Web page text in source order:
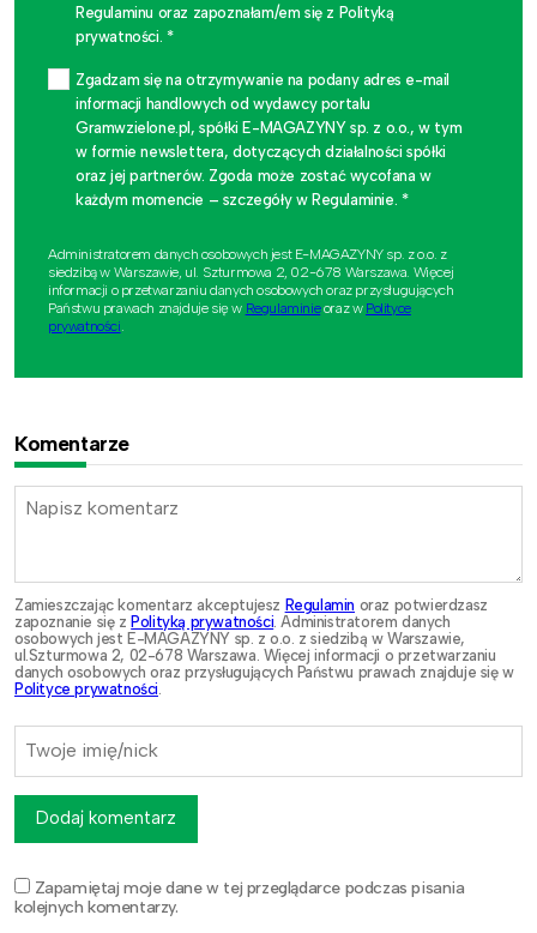
Regulaminu oraz zapoznałam/em się z Polityką
prywatności. *
Zgadzam się na otrzymywanie na podany adres e-mail
informacji handlowych od wydawcy portalu
Gramwzielone.pl, spółki E-MAGAZYNY sp. z o.o., w tym
w formie newslettera, dotyczących działalności spółki
oraz jej partnerów. Zgoda może zostać wycofana w
każdym momencie – szczegóły w Regulaminie. *
Administratorem danych osobowych jest E-MAGAZYNY sp. z o.o. z
siedzibą w Warszawie, ul. Szturmowa 2, 02-678 Warszawa. Więcej
informacji o przetwarzaniu danych osobowych oraz przysługujących
Państwu prawach znajduje się w Regulaminieoraz w Polityce
prywatności.
Komentarze
Zamieszczając komentarz akceptujesz Regulamin oraz potwierdzasz
zapoznanie się z Polityką prywatności. Administratorem danych
osobowych jest E-MAGAZYNY sp. z o.o. z siedzibą w Warszawie,
ul.Szturmowa 2, 02-678 Warszawa. Więcej informacji o przetwarzaniu
danych osobowych oraz przysługujących Państwu prawach znajduje się w
Polityce prywatności.
Zapamiętaj moje dane w tej przeglądarce podczas pisania
kolejnych komentarzy.
Dodaj komentarz